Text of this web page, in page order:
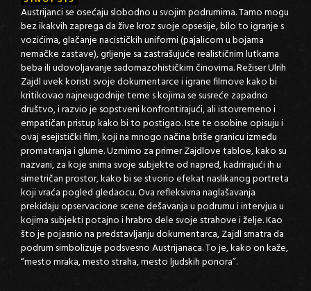
Austrijanci se osećaju slobodno u svojim podrumima. Tamo mogu
bez ikakvih zaprega da žive kroz svoje opsesije, bilo to igranje s
vozićima, glačanje nacističkih uniformi (pajalicom u bojama
nemačke zastave), grljenje sa zastrašujuće realističnim lutkama
beba ili udovoljavanje sadomazohističkim činovima. Režiser Ulrih
Zajdl uvek koristi svoje dokumentarce i igrane filmove kako bi
kritikovao najneugodnije teme s kojima se susreće zapadno
društvo, i razvio je sopstveni konfrontirajući, ali istovremeno i
empatičan pristup kako bi to postigao. Iste te osobine opisuju i
ovaj esejistički film, koji na mnogo načina briše granicu između
promatranja i glume. Uzmimo za primer Zajdlove tabloe, kako su
nazvani, za koje snima svoje subjekte od napred, kadrirajući ih u
simetričan prostor, kako bi se stvorio efekat naslikanog portreta
koji vraća pogled gledaocu. Ova refleksivna naglašavanja
prekidaju opservacione scene dešavanja u podrumu i intervjua u
kojima subjekti potajno i hrabro dele svoje strahove i želje. Kao
što je pojasnio na predstavljanju dokumentarca, Zajdl smatra da
podrum simbolizuje podsvesno Austrijanaca. To je, kako on kaže,
“mesto mraka, mesto straha, mesto ljudskih ponora”.